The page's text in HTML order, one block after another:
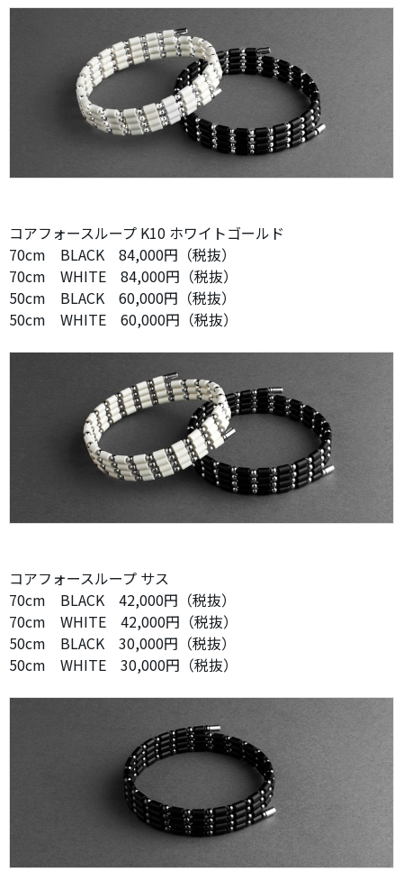
コアフォースループ K10 ホワイトゴールド
70cm BLACK 84,000円（税抜）
70cm WHITE 84,000円（税抜）
50cm BLACK 60,000円（税抜）
50cm WHITE 60,000円（税抜）
コアフォースループ サス
70cm BLACK 42,000円（税抜）
70cm WHITE 42,000円（税抜）
50cm BLACK 30,000円（税抜）
50cm WHITE 30,000円（税抜）